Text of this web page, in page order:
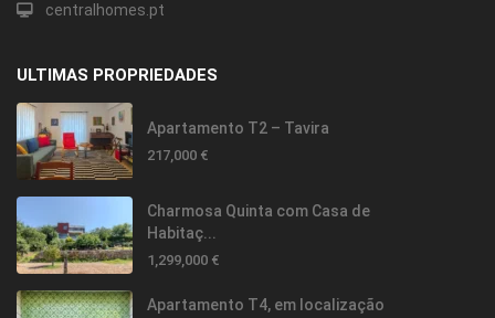
centralhomes.pt
ULTIMAS PROPRIEDADES
Apartamento T2 – Tavira
217,000 €
Charmosa Quinta com Casa de
Habitaç...
1,299,000 €
Apartamento T4, em localização